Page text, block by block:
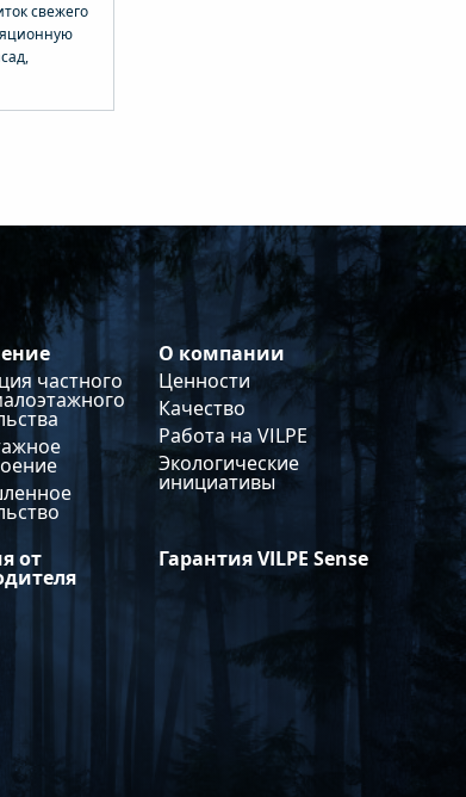
свежего
решения.
⌀
VILPE IO
приточный
и
частного
О компании
Ценности
Качество
Работа на VILPE
Экологические
инициативы
от Гарантия VILPE Sense